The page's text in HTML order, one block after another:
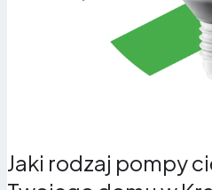
Jaki rodzaj pompy